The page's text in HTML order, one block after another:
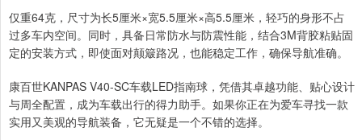
仅重64克，尺寸为长5厘米×宽5.5厘米×高5.5厘米，轻巧的身形不占
过多车内空间。同时，具备日常防水与防震性能，结合3M背胶粘贴固
定的安装方式，即使面对颠簸路况，也能稳定工作，确保导航准确。
康百世KANPAS V40-SC车载LED指南球，凭借其卓越功能、贴心设计
与周全配置，成为车载出行的得力助手。如果你正在为爱车寻找一款
实用又美观的导航装备，它无疑是一个不错的选择。